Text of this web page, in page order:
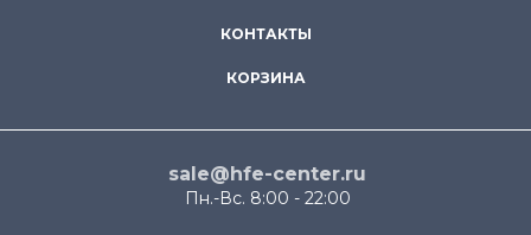
КОНТАКТЫ
КОРЗИНА
sale@hfe-center.ru
Пн.-Вс. 8:00 - 22:00